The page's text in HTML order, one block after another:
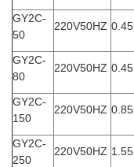
GY2C-
50
220V50HZ 0.45
GY2C-
80
220V50HZ 0.45
GY2C-
150
220V50HZ 0.85
GY2C-
250
220V50HZ 1.55